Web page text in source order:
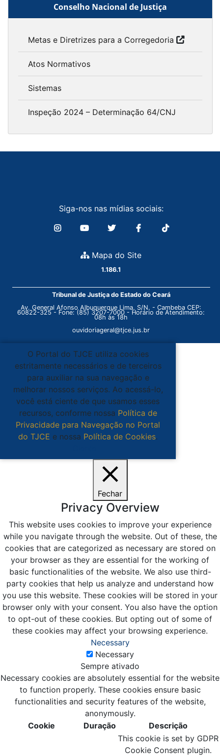
Conselho Nacional de Justiça
Metas e Diretrizes para a Corregedoria
Atos Normativos
Sistemas
Inspeção 2024 – Determinação 64/CNJ
Siga-nos nas mídias sociais:
Mapa do Site
1.186.1
Tribunal de Justiça do Estado do Ceará
Av. General Afonso Albuquerque Lima, S/N. - Cambeba CEP:
60822-325 - Fone: (85) 3207-7000 - Horário de Atendimento:
08h às 18h
ouvidoriageral@tjce.jus.br
O Portal do TJCE utiliza cookies
estritamente necessários e de terceiros
para auxiliar na sua navegação e
melhorar nossos serviços. Ao acessá-lo,
você está ciente de que usamos esses
recursos, conforme nossa Política de
Privacidade para Navegação no Portal
do TJCE e nossa Política de Cookies.
Fechar
Privacy Overview
This website uses cookies to improve your experience
while you navigate through the website. Out of these, the
cookies that are categorized as necessary are stored on
your browser as they are essential for the working of
basic functionalities of the website. We also use third-
party cookies that help us analyze and understand how
you use this website. These cookies will be stored in your
browser only with your consent. You also have the option
to opt-out of these cookies. But opting out of some of
these cookies may affect your browsing experience.
Necessary
Necessary
Sempre ativado
Necessary cookies are absolutely essential for the website
to function properly. These cookies ensure basic
functionalities and security features of the website,
anonymously.
Cookie
Duração Descrição
This cookie is set by GDPR
Cookie Consent plugin.